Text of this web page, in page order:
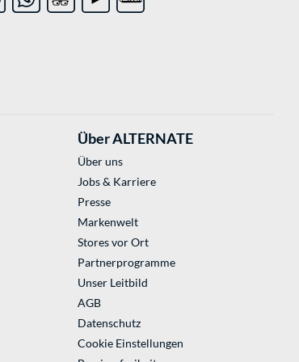
Über ALTERNATE
Über uns
Jobs & Karriere
Presse
Markenwelt
Stores vor Ort
Partnerprogramme
Unser Leitbild
AGB
Datenschutz
Cookie Einstellungen